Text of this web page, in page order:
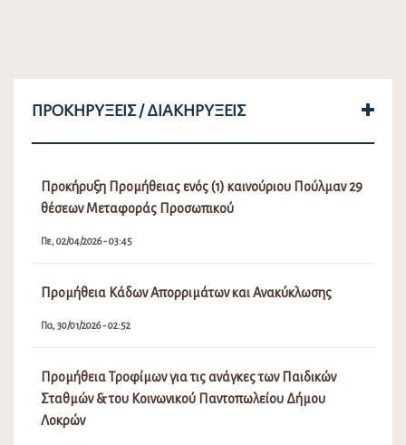
ΠΡΟΚΗΡΎΞΕΙΣ / ΔΙΑΚΗΡΎΞΕΙΣ
Προκήρυξη Προμήθειας ενός (1) καινούριου Πούλμαν 29
θέσεων Μεταφοράς Προσωπικού
Πε, 02/04/2026 - 03:45
Προμήθεια Κάδων Απορριμάτων και Ανακύκλωσης
Πα, 30/01/2026 - 02:52
Προμήθεια Τροφίμων για τις ανάγκες των Παιδικών
Σταθμών & του Κοινωνικού Παντοπωλείου Δήμου
Λοκρών